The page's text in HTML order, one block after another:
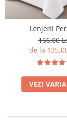
Pritectii saltele
Cearsafuri si Fete
Fete de masa
Lenjerii
166,00
de la
VEZI